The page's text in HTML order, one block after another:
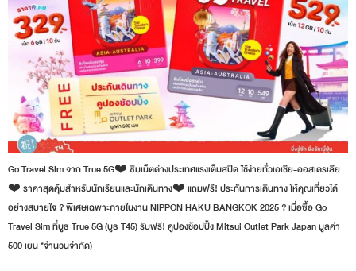
Go Travel Sim จาก True 5G❤️ ซิมเน็ตต่างประเทศแรงเต็มสปีด ใช้ง่ายทั่วเอเชีย-ออสเตรเลีย
❤️ ราคาสุดคุ้มสำหรับนักเรียนและนักเดินทาง❤️ แถมฟรี! ประกันการเดินทาง ให้คุณเที่ยวได้
อย่างสบายใจ ? พิเศษเฉพาะภายในงาน NIPPON HAKU BANGKOK 2025 ? เมื่อซื้อ Go
Travel Sim ที่บูธ True 5G (บูธ T45) รับฟรี! คูปองช้อปปิ้ง Mitsui Outlet Park Japan มูลค่า
500 เยน *จำนวนจำกัด)